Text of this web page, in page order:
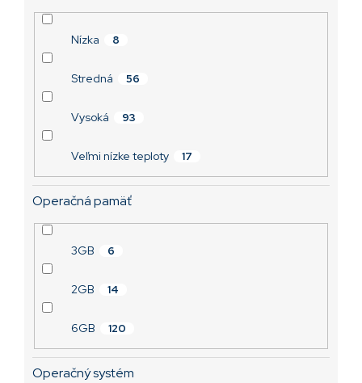
Nízka 8
Stredná 56
Vysoká 93
Veľmi nízke teploty 17
Operačná pamäť
3GB 6
2GB 14
6GB 120
Operačný systém